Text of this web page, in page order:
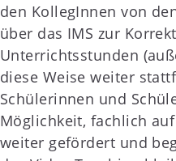
den KollegInnen von
über das IMS zur
Unterrichtsstunden
diese Weise weiter
Schülerinnen und
Möglichkeit, fachlich
weiter gefördert und